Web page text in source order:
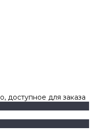
доступное для заказа